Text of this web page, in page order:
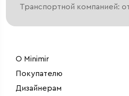
Транспортной компанией:
О Minimir
Покупателю
Дизайнерам